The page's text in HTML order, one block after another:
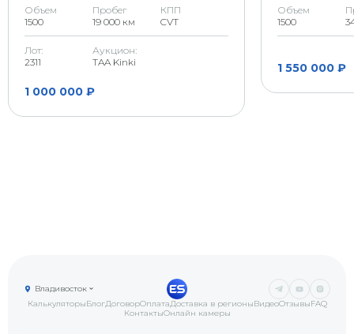
Объем
1500
Пробег
19 000 км
КПП
CVT
Лот:
2311
Аукцион:
TAA Kinki
1 000 000 ₽
Объем
1500
1 550 000 ₽
КалькуляторыБлогДоговорОплатаДоставка в регионыВидеоОтзывыFAQ
КонтактыОнлайн камеры
Владивосток